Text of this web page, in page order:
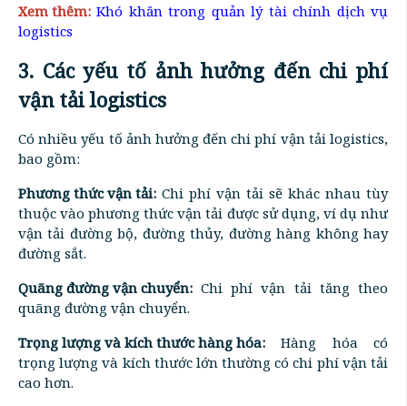
Xem thêm: Khó khăn trong quản lý tài chính dịch vụ
logistics
3. Các yếu tố ảnh hưởng đến chi phí
vận tải logistics
Có nhiều yếu tố ảnh hưởng đến chi phí vận tải logistics,
bao gồm:
Phương thức vận tải: Chi phí vận tải sẽ khác nhau tùy
thuộc vào phương thức vận tải được sử dụng, ví dụ như
vận tải đường bộ, đường thủy, đường hàng không hay
đường sắt.
Quãng đường vận chuyển: Chi phí vận tải tăng theo
quãng đường vận chuyển.
Trọng lượng và kích thước hàng hóa: Hàng hóa có
trọng lượng và kích thước lớn thường có chi phí vận tải
cao hơn.